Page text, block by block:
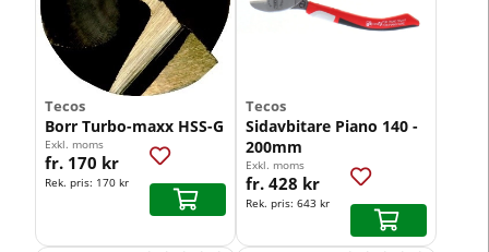
Tecos
Borr Turbo-maxx HSS-G
Exkl. moms
fr. 170 kr
Rek. pris: 170 kr
Tecos
Sidavbitare Piano 140 -
200mm
Exkl. moms
fr. 428 kr
Rek. pris: 643 kr